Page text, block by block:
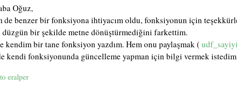
Oğuz,
de benzer bir fonksiyona ihtiyacım oldu, fonksiyonun için
düzgün bir şekilde metne dönüştürmediğini farkettim.
kendim bir tane fonksiyon yazdım. Hem onu paylaşmak (
kendi fonksiyonunda güncelleme yapman için bilgi vermek
eralper